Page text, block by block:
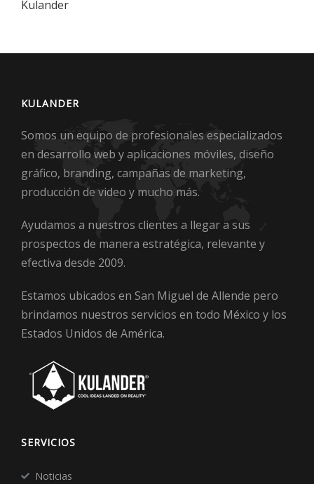
Kulander
KULANDER
Somos un equipo de profesionales especializados
en desarrollo web y aplicaciones móviles, diseño
gráfico, branding, campañas de marketing,
producción de video y mucho más.
Ayudamos a nuestros clientes a llegar a sus
prospectos de manera estratégica, relevante y
efectiva desde 2009.
Estamos ubicados en San Miguel de Allende pero
brindamos nuestros servicios en todo México y los
Estados Unidos de América.
SERVICIOS
Noticias